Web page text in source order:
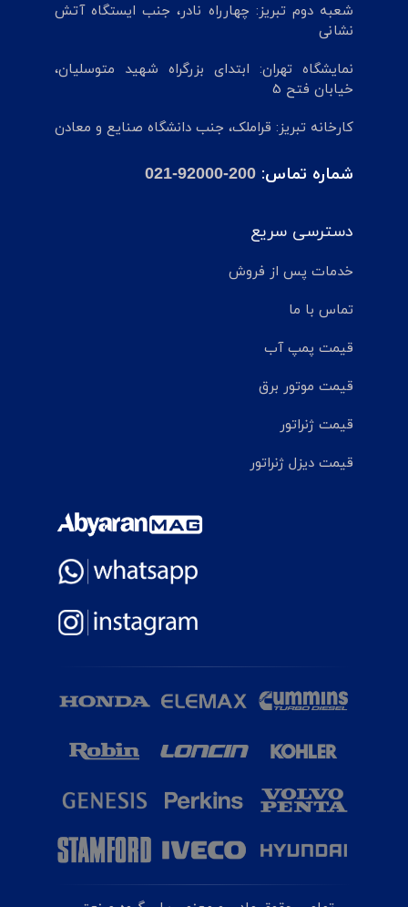
شعبه دوم تبریز: چهارراه نادر، جنب ایستگاه آتش
نشانی
نمایشگاه تهران: ابتدای بزرگراه شهید متوسلیان،
خیابان فتح 5
کارخانه تبریز: قراملک، جنب دانشگاه صنایع و معادن
شماره تماس: 021-92000-200
دسترسی سریع
خدمات پس از فروش
تماس با ما
قیمت پمپ آب
قیمت موتور برق
قیمت ژنراتور
قیمت دیزل ژنراتور